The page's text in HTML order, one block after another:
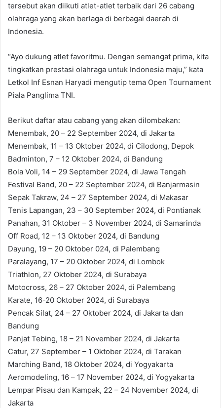
tersebut akan diikuti atlet-atlet terbaik dari 26 cabang
olahraga yang akan berlaga di berbagai daerah di
Indonesia.
“Ayo dukung atlet favoritmu. Dengan semangat prima, kita
tingkatkan prestasi olahraga untuk Indonesia maju,” kata
Letkol Inf Esnan Haryadi mengutip tema Open Tournament
Piala Panglima TNI.
Berikut daftar atau cabang yang akan dilombakan:
Menembak, 20 – 22 September 2024, di Jakarta
Menembak, 11 – 13 Oktober 2024, di Cilodong, Depok
Badminton, 7 – 12 Oktober 2024, di Bandung
Bola Voli, 14 – 29 September 2024, di Jawa Tengah
Festival Band, 20 – 22 September 2024, di Banjarmasin
Sepak Takraw, 24 – 27 September 2024, di Makasar
Tenis Lapangan, 23 – 30 September 2024, di Pontianak
Panahan, 31 Oktober – 3 November 2024, di Samarinda
Off Road, 12 – 13 Oktober 2024, di Bandung
Dayung, 19 – 20 Oktober 024, di Palembang
Paralayang, 17 – 20 Oktober 2024, di Lombok
Triathlon, 27 Oktober 2024, di Surabaya
Motocross, 26 – 27 Oktober 2024, di Palembang
Karate, 16-20 Oktober 2024, di Surabaya
Pencak Silat, 24 – 27 Oktober 2024, di Jakarta dan
Bandung
Panjat Tebing, 18 – 21 November 2024, di Jakarta
Catur, 27 September – 1 Oktober 2024, di Tarakan
Marching Band, 18 Oktober 2024, di Yogyakarta
Aeromodeling, 16 – 17 November 2024, di Yogyakarta
Lempar Pisau dan Kampak, 22 – 24 November 2024, di
Jakarta